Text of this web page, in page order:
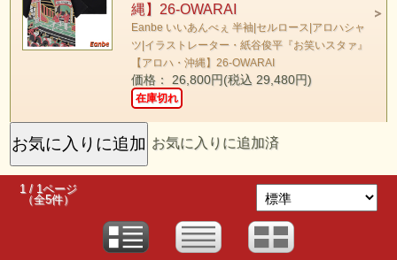
縄】26-OWARAI
Eanbe いいあんべぇ 半袖|セルロース|アロハシャ
ツ|イラストレーター・紙谷俊平『お笑いスタァ』
【アロハ・沖縄】26-OWARAI
価格： 26,800円(税込 29,480円)
在庫切れ
お気に入りに追加済
1 / 1ページ
（全5件）